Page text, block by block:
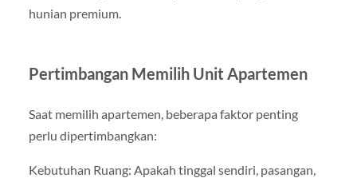
hunian premium.
Pertimbangan Memilih Unit Apartemen
Saat memilih apartemen, beberapa faktor penting
perlu dipertimbangkan:
Kebutuhan Ruang: Apakah tinggal sendiri, pasangan,